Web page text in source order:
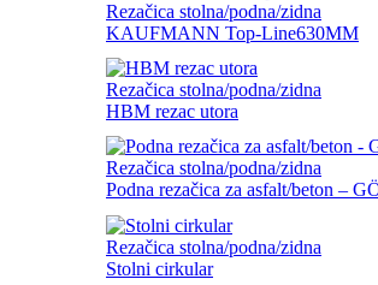
Rezačica stolna/podna/zidna
KAUFMANN Top-Line630MM
Rezačica stolna/podna/zidna
HBM rezac utora
Rezačica stolna/podna/zidna
Podna rezačica za asfalt/beton –
Rezačica stolna/podna/zidna
Stolni cirkular